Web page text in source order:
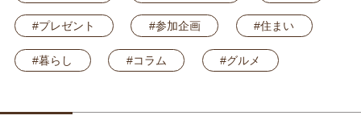
#プレゼント #参加企画 #住まい
#暮らし #コラム #グルメ